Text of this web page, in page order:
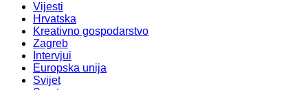
Vijesti
Hrvatska
Kreativno gospodarstvo
Zagreb
Intervjui
Europska unija
Svijet